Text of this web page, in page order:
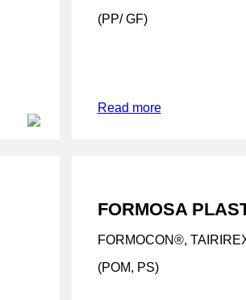
(PP/ GF)
Read more
FORMOSA
FORMOCON®,
(POM, PS)